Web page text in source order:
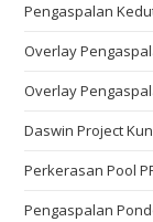
Pengaspalan
Overlay
Overlay
Daswin Project
Perkerasan Pool
Pengaspalan